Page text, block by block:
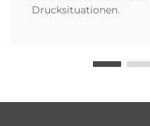
Drucksituationen.